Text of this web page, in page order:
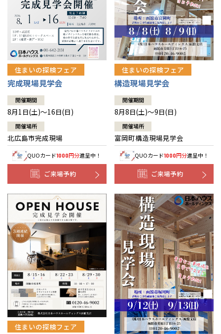
冷暖房標準装備
24時間対応コールセンター
デザイン賞各種受賞
セントラルヒーティング
暮らし方提案
住まいのコラム
住まいのお手入れ集
展示場案内
ワザックとは
高い信頼性
安心の管理体制
ギャラリー
会社情報
会社情報 トップ
ニュースリリース
代表ごあいさつ
企業理念
会社概要
事業部紹介
IR情報
木材調達指針
グループ会社紹介
CMギャラリー
採用情報
お問い合わせ
会員サイト
住まいの探検フェア
完成現場見学会
開催期間
8月1日(土)～16日(日)
開催場所
北広島市完成現場
QUOカード1000円分進呈中！
ご来場予約
住まいの探検フェア
構造現場見学会
開催期間
8月8日(土)～9日(日)
開催場所
富岡町構造現場見学会
QUOカード1000円分進呈中！
ご来場予約
住まいの探検フェア